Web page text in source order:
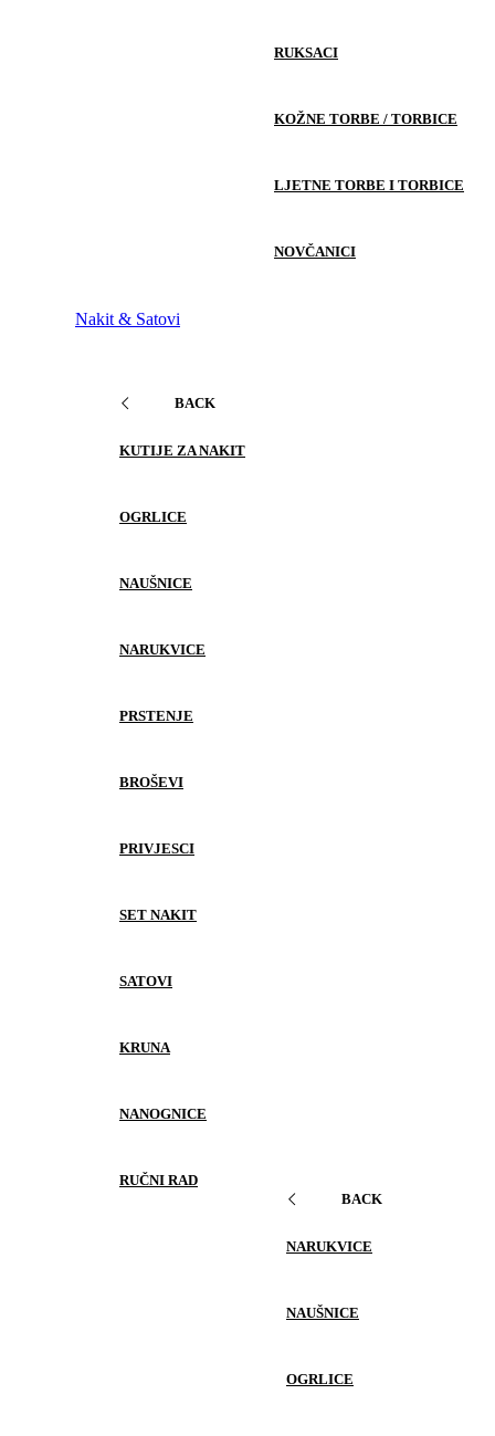
RUKSACI
KOŽNE TORBE / TORBICE
LJETNE TORBE I TORBICE
NOVČANICI
Nakit & Satovi
BACK
KUTIJE ZA NAKIT
OGRLICE
NAUŠNICE
NARUKVICE
PRSTENJE
BROŠEVI
PRIVJESCI
SET NAKIT
SATOVI
KRUNA
NANOGNICE
RUČNI RAD
BACK
NARUKVICE
NAUŠNICE
OGRLICE